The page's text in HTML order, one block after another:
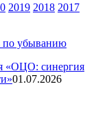
2019 2018 2017
по убыванию
«ОЦО: синергия
01.07.2026